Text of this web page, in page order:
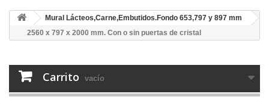
Mural Lácteos,Carne,Embutidos.Fondo 653,797 y 897 mm
2560 x 797 x 2000 mm. Con o sin puertas de cristal
Carrito vacío